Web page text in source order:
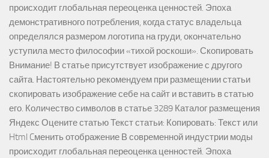
происходит глобальная переоценка ценностей. Эпоха
демонстративного потребления, когда статус владельца
определялся размером логотипа на груди, окончательно
уступила место философии «тихой роскоши». Скопировать
Внимание! В статье присутствует изображение с другого
сайта. Настоятельно рекомендуем при размещении статьи
скопировать изображение себе на сайт и вставить в статью
его. Количество символов в статье 3289 Каталог размещения
Яндекс Оцените статью Текст статьи: Копировать: Текст или
Html Cменить отображение В современной индустрии моды
происходит глобальная переоценка ценностей. Эпоха